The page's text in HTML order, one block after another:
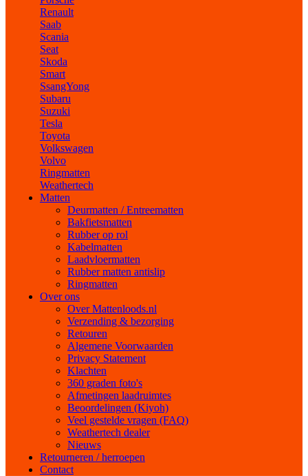
Renault
Saab
Scania
Seat
Skoda
Smart
SsangYong
Subaru
Suzuki
Tesla
Toyota
Volkswagen
Volvo
Ringmatten
Weathertech
Matten
Deurmatten / Entreematten
Bakfietsmatten
Rubber op rol
Kabelmatten
Laadvloermatten
Rubber matten antislip
Ringmatten
Over ons
Over Mattenloods.nl
Verzending & bezorging
Retouren
Algemene Voorwaarden
Privacy Statement
Klachten
360 graden foto's
Afmetingen laadruimtes
Beoordelingen (Kiyoh)
Veel gestelde vragen (FAQ)
Weathertech dealer
Nieuws
Retourneren / herroepen
Contact